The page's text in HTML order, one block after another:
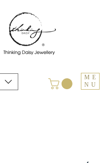
ME
NU